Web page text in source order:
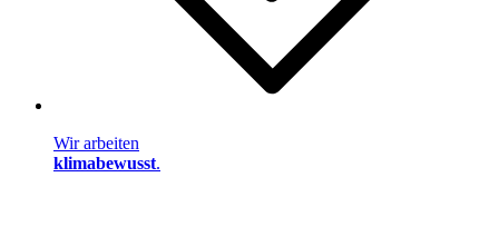
Wir arbeiten
klimabewusst.